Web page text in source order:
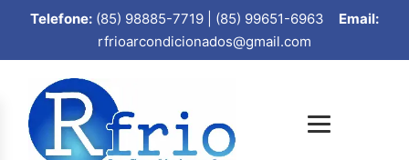
Telefone: (85) 98885-7719 | (85) 99651-6963 Email:
rfrioarcondicionados@gmail.com